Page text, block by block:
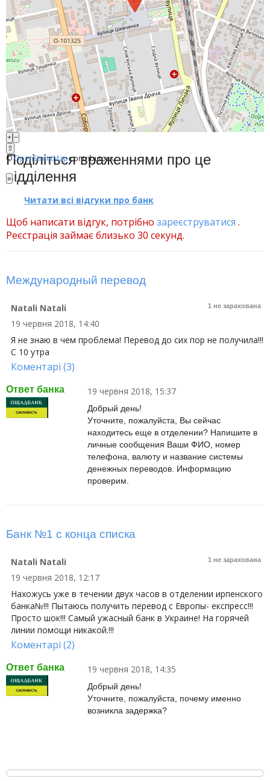
Фінансові результати
+ −
⇧
©OpenStreetMapcontributors.
»
Поділіться враженнями про це
відділення
Читати всі відгуки про банк
Щоб написати відгук, потрібно зареєструватися .
Реєстрація займає близько 30 секунд.
Международный перевод
1 не зарахована
Natali Natali
19 червня 2018, 14:40
Я не знаю в чем проблема! Перевод до сих пор не получила!!!
С 10 утра
Коментарі (3)
Ответ банка 19 червня 2018, 15:37
Добрый день!
Уточните, пожалуйста, Вы сейчас
находитесь еще в отделении? Напишите в
личные сообщения Ваши ФИО, номер
телефона, валюту и название системы
денежных переводов. Информацию
проверим.
Банк №1 с конца списка
1 не зарахована
Natali Natali
19 червня 2018, 12:17
Нахожусь уже в течении двух часов в отделении ирпенского
банка№!!! Пытаюсь получить перевод с Европы- експресс!!!
Просто шок!!! Самый ужасный банк в Украине! На горячей
линии помощи никакой.!!!
Коментарі (2)
Ответ банка 19 червня 2018, 14:35
Добрый день!
Уточните, пожалуйста, почему именно
возникла задержка?